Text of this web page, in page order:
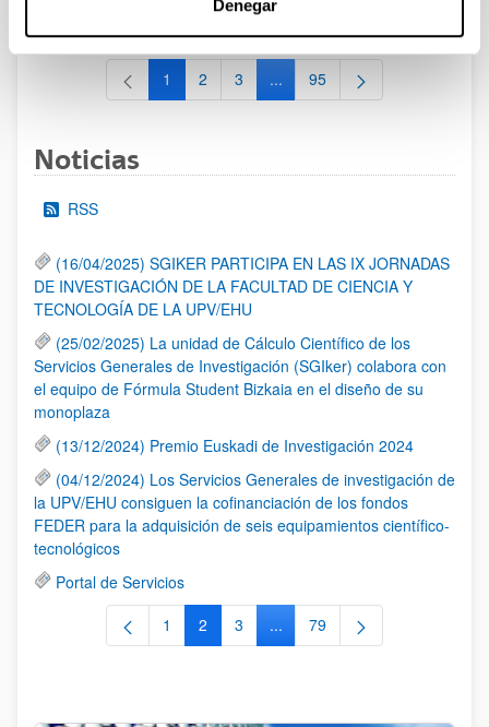
Denegar
al 30/07/2026 (ambos incluídos)
Página
1 Página
2 Página
3 ...Páginas intermedias Use TAB
Página
95
Noticias
RSS
(16/04/2025) SGIKER PARTICIPA EN LAS IX JORNADAS
DE INVESTIGACIÓN DE LA FACULTAD DE CIENCIA Y
TECNOLOGÍA DE LA UPV/EHU
(25/02/2025) La unidad de Cálculo Científico de los
Servicios Generales de Investigación (SGIker) colabora con
el equipo de Fórmula Student Bizkaia en el diseño de su
monoplaza
(13/12/2024) Premio Euskadi de Investigación 2024
(04/12/2024) Los Servicios Generales de investigación de
la UPV/EHU consiguen la cofinanciación de los fondos
FEDER para la adquisición de seis equipamientos científico-
tecnológicos
Portal de Servicios
Página
1 Página
2 Página
3 ...Páginas intermedias Use TAB
Página
79